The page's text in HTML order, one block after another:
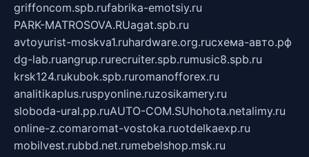
griffoncom.spb.rufabrika-emotsiy.ru
PARK-MATROSOVA.RUagat.spb.ru
avtoyurist-moskva1.ruhardware.org.ruсхема-авто.рф
dg-lab.ruangrup.rurecruiter.spb.rumusic8.spb.ru
krsk124.rukubok.spb.ruromanofforex.ru
analitikaplus.ruspyonline.ruzosikamery.ru
sloboda-ural.pp.ruAUTO-COM.SUhohota.netalimy.ru
online-z.comaromat-vostoka.ruotdelkaexp.ru
mobilvest.rubbd.net.rumebelshop.msk.ru